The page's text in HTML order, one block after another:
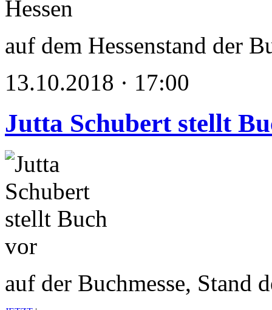
auf dem Hessenstand der
13.10.2018 · 17:00
Jutta Schubert stellt
auf der Buchmesse, Stand